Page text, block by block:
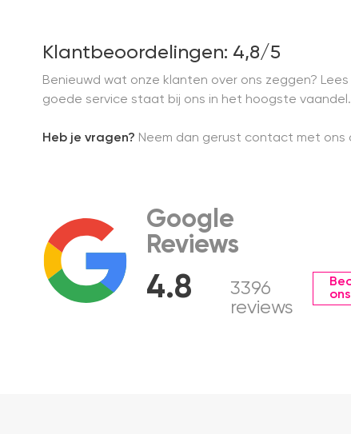
Klantbeoordelingen: 4,8/5
Benieuwd wat onze klanten over ons zeggen?
goede service staat bij ons in het hoogste vaandel.
Heb je vragen? Neem dan gerust contact met ons
4.8
Google
Reviews
3396
reviews
ons